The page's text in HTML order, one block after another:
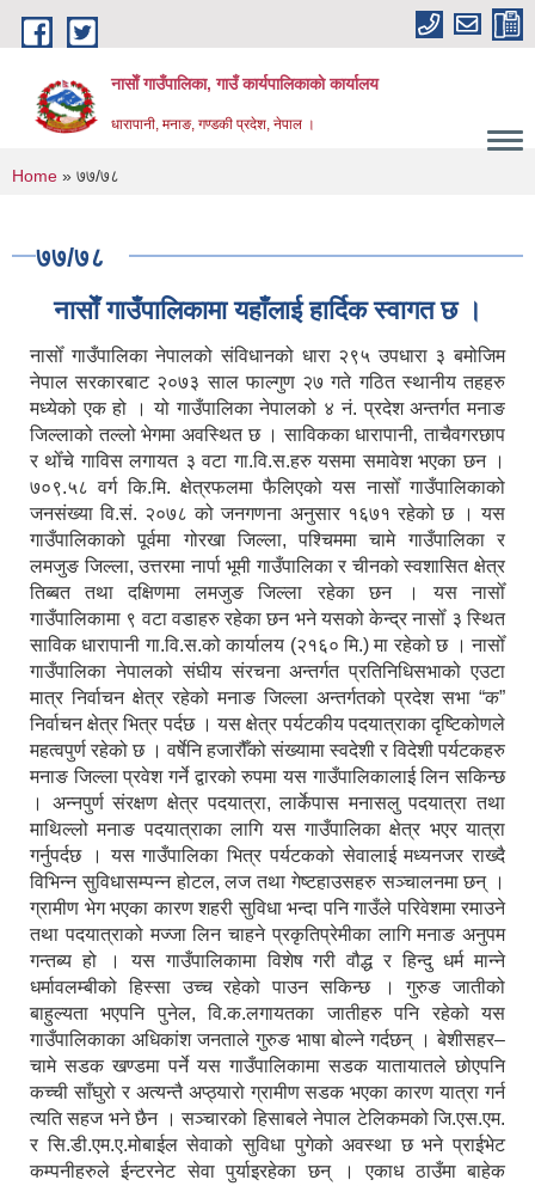
Skip to main content
नासाेँ गाउँपालिका, गाउँ कार्यपालिकाकाे कार्यालय
धारापानी, मनाङ, गण्डकी प्रदेश, नेपाल ।
You are here
Home » ७७/७८
७७/७८
नासाेँ गाउँपालिकामा यहाँलाई हार्दिक स्वागत छ ।
नासोँ गाउँपालिका नेपालको संविधानको धारा २९५ उपधारा ३ बमोजिम
नेपाल सरकारबाट २०७३ साल फाल्गुण २७ गते गठित स्थानीय तहहरु
मध्येको एक हो । यो गाउँपालिका नेपालको ४ नं. प्रदेश अन्तर्गत मनाङ
जिल्लाको तल्लो भेगमा अवस्थित छ । साविकका धारापानी‚ ताचैवगरछाप
र थोँचे गाविस लगायत ३ वटा गा.वि.स.हरु यसमा समावेश भएका छन ।
७०९.५८ वर्ग कि.मि. क्षेत्रफलमा फैलिएको यस नासोँ गाउँपालिकाको
जनसंख्या वि.सं. २०७८ को जनगणना अनुसार १६७१ रहेको छ । यस
गाउँपालिकाको पूर्वमा गोरखा जिल्ला, पश्चिममा चामे गाउँपालिका र
लमजुङ जिल्ला, उत्तरमा नार्पा भूमी गाउँपालिका र चीनको स्वशासित क्षेत्र
तिब्बत तथा दक्षिणमा लमजुङ जिल्ला रहेका छन । यस नासोँ
गाउँपालिकामा ९ वटा वडाहरु रहेका छन भने यसको केन्द्र नासोँ ३ स्थित
साविक धारापानी गा.वि.स.को कार्यालय (२१६० मि.) मा रहेको छ । नासोँ
गाउँपालिका नेपालको संघीय संरचना अन्तर्गत प्रतिनिधिसभाको एउटा
मात्र निर्वाचन क्षेत्र रहेको मनाङ जिल्ला अन्तर्गतको प्रदेश सभा “क”
निर्वाचन क्षेत्र भित्र पर्दछ । यस क्षेत्र पर्यटकीय पदयात्राका दृष्टिकोणले
महत्वपुर्ण रहेको छ । वर्षेनि हजारौँको संख्यामा स्वदेशी र विदेशी पर्यटकहरु
मनाङ जिल्ला प्रवेश गर्ने द्वारको रुपमा यस गाउँपालिकालाई लिन सकिन्छ
। अन्नपुर्ण संरक्षण क्षेत्र पदयात्रा, लार्केपास मनासलु पदयात्रा तथा
माथिल्लो मनाङ पदयात्राका लागि यस गाउँपालिका क्षेत्र भएर यात्रा
गर्नुपर्दछ । यस गाउँपालिका भित्र पर्यटकको सेवालाई मध्यनजर राख्दै
विभिन्न सुविधासम्पन्न होटल, लज तथा गेष्टहाउसहरु सञ्चालनमा छन् ।
ग्रामीण भेग भएका कारण शहरी सुविधा भन्दा पनि गाउँले परिवेशमा रमाउने
तथा पदयात्राको मज्जा लिन चाहने प्रकृतिप्रेमीका लागि मनाङ अनुपम
गन्तब्य हो । यस गाउँपालिकामा विशेष गरी वौद्ध र हिन्दु धर्म मान्ने
धर्मावलम्बीको हिस्सा उच्च रहेको पाउन सकिन्छ । गुरुङ जातीको
बाहुल्यता भएपनि पुनेल, वि.क.लगायतका जातीहरु पनि रहेको यस
गाउँपालिकाका अधिकांश जनताले गुरुङ भाषा बोल्ने गर्दछन् । बेशीसहर–
चामे सडक खण्डमा पर्ने यस गाउँपालिकामा सडक यातायातले छोएपनि
कच्ची साँघुरो र अत्यन्तै अप्ठ्यारो ग्रामीण सडक भएका कारण यात्रा गर्न
त्यति सहज भने छैन । सञ्चारको हिसाबले नेपाल टेलिकमको जि.एस.एम.
र सि.डी.एम.ए.मोबाईल सेवाको सुविधा पुगेको अवस्था छ भने प्राईभेट
कम्पनीहरुले ईन्टरनेट सेवा पुर्याइरहेका छन् । एकाध ठाउँमा बाहेक